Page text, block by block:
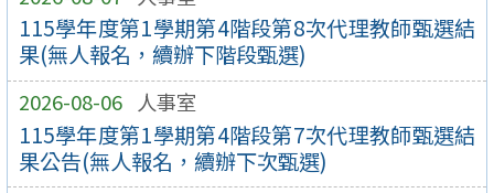
115學年度第1學期第4階段第8次代理教師甄選結
果(無人報名，續辦下階段甄選)
2026-08-06 人事室
115學年度第1學期第4階段第7次代理教師甄選結
果公告(無人報名，續辦下次甄選)